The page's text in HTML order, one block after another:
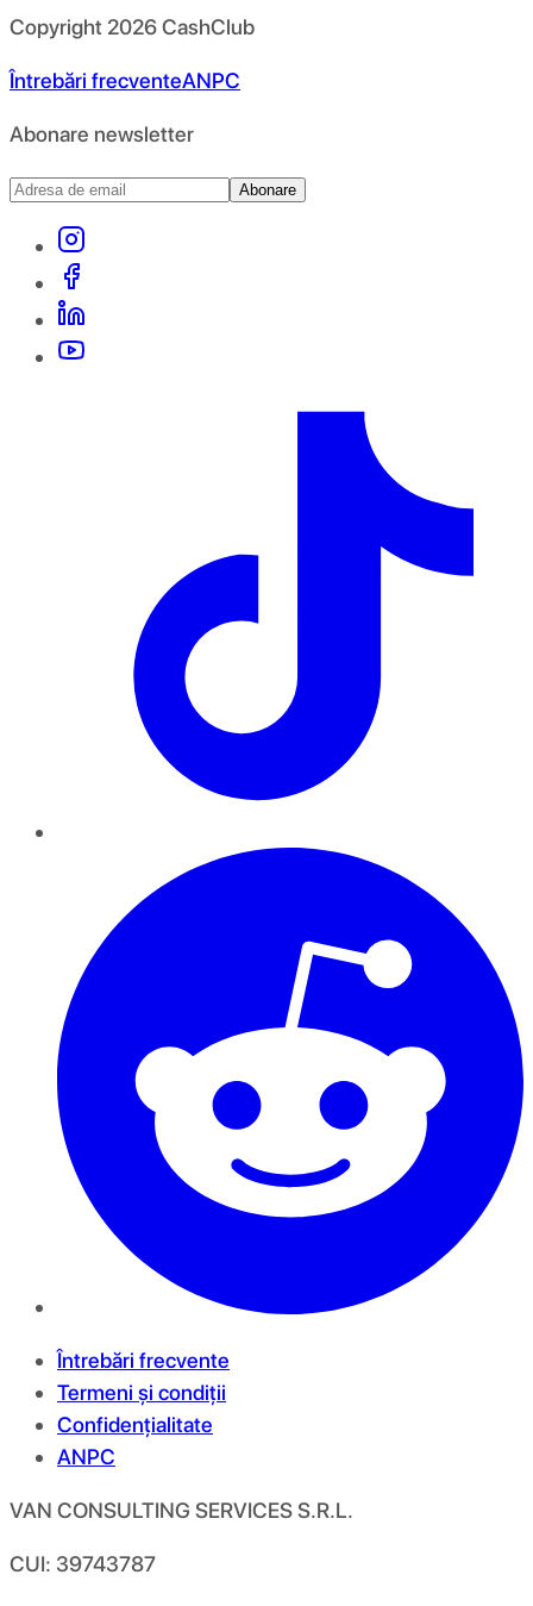
Copyright 2026CashClub
Întrebări frecventeANPC
Abonare newsletter
Abonare
Întrebări frecvente
Termeni și condiții
Confidențialitate
ANPC
VAN CONSULTING SERVICES S.R.L.
CUI: 39743787